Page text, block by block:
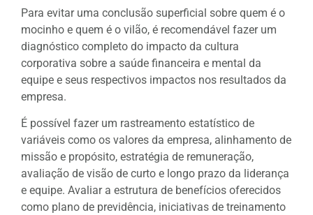
Para evitar uma conclusão superficial sobre quem é o
mocinho e quem é o vilão, é recomendável fazer um
diagnóstico completo do impacto da cultura
corporativa sobre a saúde financeira e mental da
equipe e seus respectivos impactos nos resultados da
empresa.
É possível fazer um rastreamento estatístico de
variáveis como os valores da empresa, alinhamento de
missão e propósito, estratégia de remuneração,
avaliação de visão de curto e longo prazo da liderança
e equipe. Avaliar a estrutura de benefícios oferecidos
como plano de previdência, iniciativas de treinamento